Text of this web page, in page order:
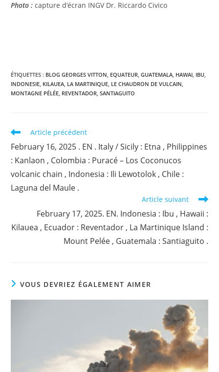
Photo : capture d’écran INGV Dr. Riccardo Civico
ÉTIQUETTES : BLOG GEORGES VITTON, EQUATEUR, GUATEMALA, HAWAI, IBU,
INDONESIE, KILAUEA, LA MARTINIQUE, LE CHAUDRON DE VULCAIN,
MONTAGNE PÉLÉE, REVENTADOR, SANTIAGUITO
Read
more
articles
Article précédent
February 16, 2025 . EN . Italy / Sicily : Etna , Philippines
: Kanlaon , Colombia : Puracé – Los Coconucos
volcanic chain , Indonesia : Ili Lewotolok , Chile :
Laguna del Maule .
Article suivant
February 17, 2025. EN. Indonesia : Ibu , Hawaii :
Kilauea , Ecuador : Reventador , La Martinique Island :
Mount Pelée , Guatemala : Santiaguito .
VOUS DEVRIEZ ÉGALEMENT AIMER